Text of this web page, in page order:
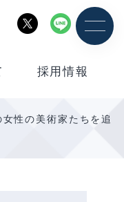
採用情報
性の美術家たちを追